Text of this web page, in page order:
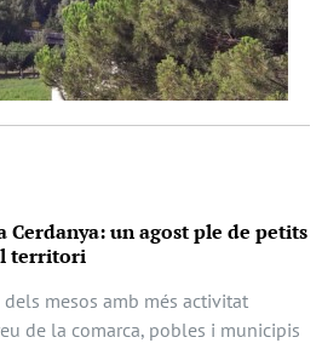
Cerdanya: un agost ple de petits
territori
dels mesos amb més activitat
de la comarca, pobles i municipis